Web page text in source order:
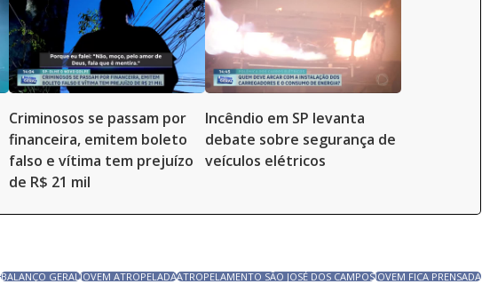
Criminosos se passam por
financeira, emitem boleto
falso e vítima tem prejuízo
de R$ 21 mil
Incêndio em SP levanta
debate sobre segurança de
veículos elétricos
BALANÇO GERALJOVEM ATROPELADAATROPELAMENTO SÃO JOSÉ DOS CAMPOSJOVEM FICA PRENSADA